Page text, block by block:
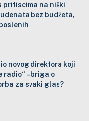
pritiscima na niški
bez budžeta,
novog direktora koji
radio“ – briga o
za svaki glas?